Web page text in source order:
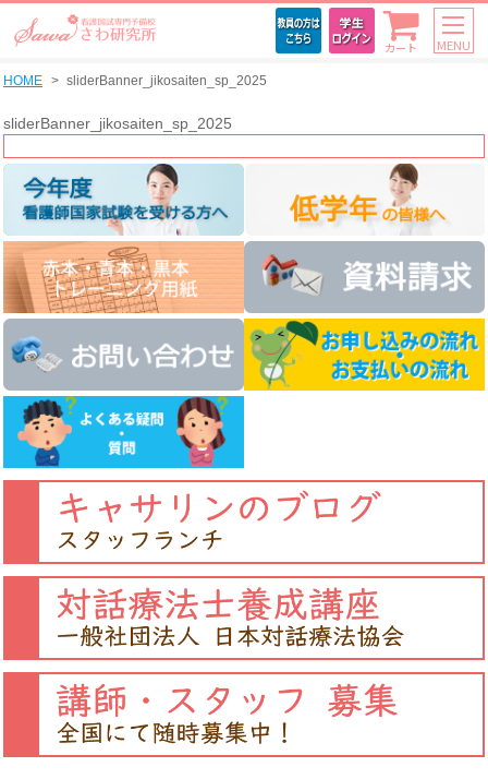
カート MENU
HOME sliderBanner_jikosaiten_sp_2025
sliderBanner_jikosaiten_sp_2025